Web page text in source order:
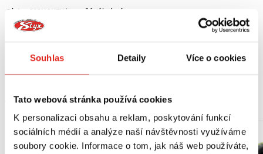
Souhlas Detaily Více o cookies
Tato webová stránka používá cookies
K personalizaci obsahu a reklam, poskytování funkcí
sociálních médií a analýze naší návštěvnosti využíváme
soubory cookie. Informace o tom, jak náš web používáte,
Plotna MONOKEY je součástí balení.
Vhodné pro:
Honda Africa Twin 750 (93-02)
MOHLO BY SE VÁM LÍBIT